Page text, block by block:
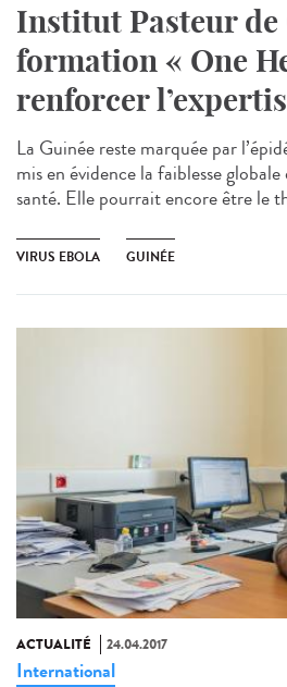
Institut Pasteur de
formation « One
renforcer
La Guinée reste marquée par
mis en évidence la faiblesse globale
santé. Elle pourrait encore être le
VIRUS EBOLA GUINÉE
ACTUALITÉ 24.04.2017
International